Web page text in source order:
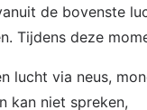
de bovenste
Tijdens deze
lucht via neus,
kan niet spreken,